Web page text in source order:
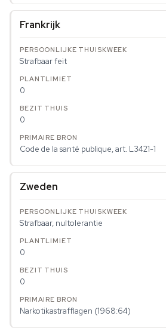
Frankrijk
Strafbaar feit
0
0
Code de la santé publique, art. L3421-1
Zweden
Strafbaar, nultolerantie
0
0
Narkotikastrafflagen (1968:64)